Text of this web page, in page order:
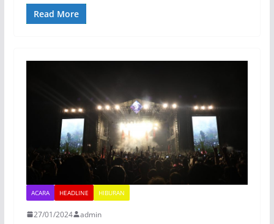
Read More
ACARA HEADLINE HIBURAN
27/01/2024 admin